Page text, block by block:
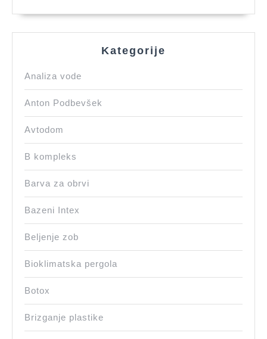
Kategorije
Analiza vode
Anton Podbevšek
Avtodom
B kompleks
Barva za obrvi
Bazeni Intex
Beljenje zob
Bioklimatska pergola
Botox
Brizganje plastike